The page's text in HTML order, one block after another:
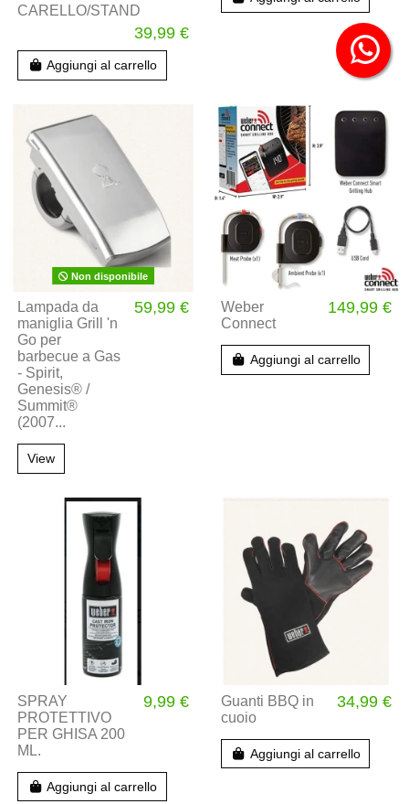
CARELLO/STAND
39,99 €
Aggiungi al carrello
Non disponibile
Lampada da
maniglia Grill 'n
Go per
barbecue a Gas
- Spirit,
Genesis®️ /
Summit®️
(2007...
59,99 €
View
Weber
Connect
149,99 €
Aggiungi al carrello
SPRAY
PROTETTIVO
PER GHISA 200
ML.
9,99 €
Aggiungi al carrello
Guanti BBQ in
cuoio
34,99 €
Aggiungi al carrello